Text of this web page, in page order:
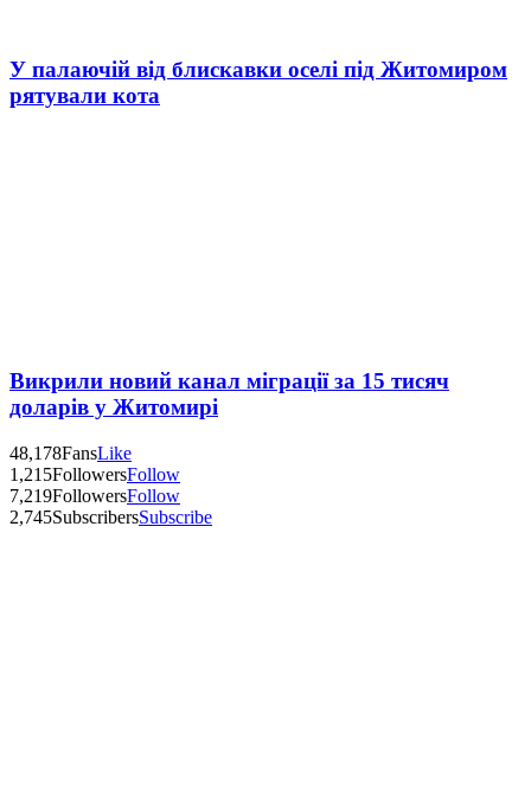
У палаючій від блискавки оселі під Житомиром
рятували кота
Викрили новий канал міграції за 15 тисяч
доларів у Житомирі
48,178FansLike
1,215FollowersFollow
7,219FollowersFollow
2,745SubscribersSubscribe